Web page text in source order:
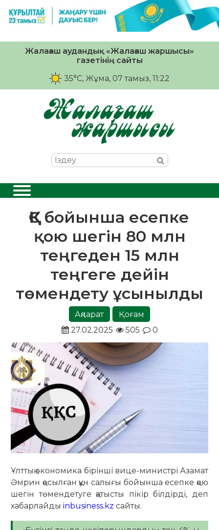
Жалағаш аудандық «Жалағаш жаршысы»
газетінің сайты
35°C, Жұма, 07 тамыз, 11:22
ҚҚС бойынша есепке
қою шегін 80 млн
теңгеден 15 млн
теңгеге дейін
төмендету ұсынылды
Ақпарат
Қоғам
27.02.2025
505 0
Ұлттық экономика бірінші вице-министрі Азамат
Әмрин қосылған құн салығы бойынша есепке қою
шегін төмендетуге қатысты пікір білдірді, деп
хабарлайдыinbusiness.kz сайты.